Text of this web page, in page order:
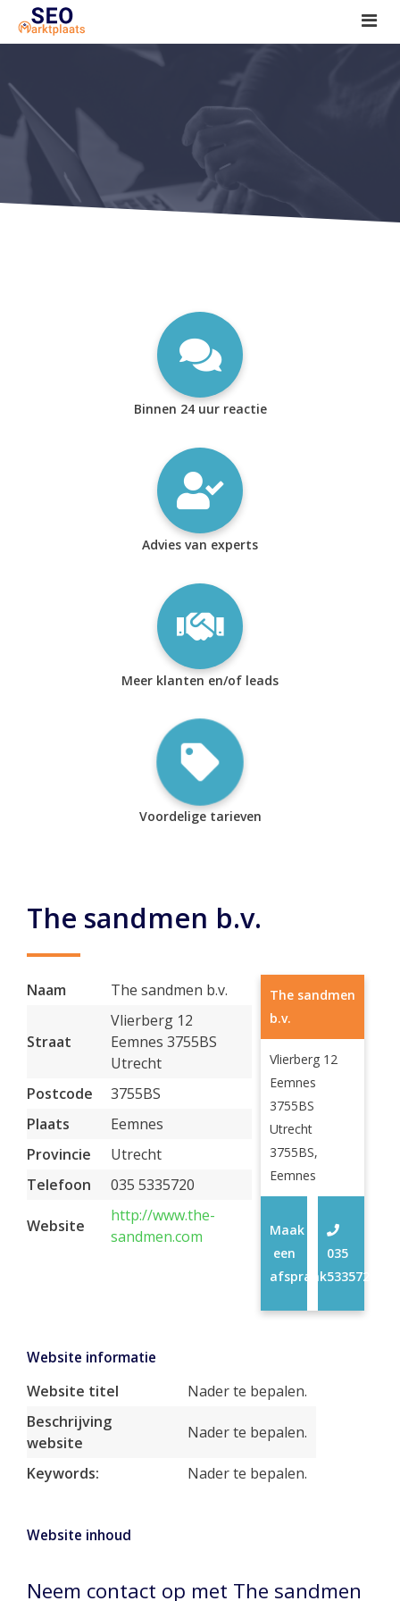
SEO tools reviews
Marketeer bij jou in de buurt?
Offerte
1. Seo voor beginners +
2. Onderzoeken +
Binnen 24 uur reactie
Advies van experts
Meer klanten en/of leads
Voordelige tarieven
The sandmen b.v.
Naam The sandmen b.v.
Straat
Vlierberg 12
Eemnes 3755BS
Utrecht
Postcode
3755BS
Plaats
Eemnes
Provincie
Utrecht
Telefoon
035 5335720
Website
http://www.the-
sandmen.com
The sandmen
b.v.
Vlierberg 12
Eemnes
3755BS
Utrecht
3755BS,
Eemnes
035
5335720
Maak
een
afspraak
Website informatie
Website titel
Nader te bepalen.
Beschrijving
website
Nader te bepalen.
Keywords: Nader te bepalen.
Website inhoud
Neem contact op met The sandmen